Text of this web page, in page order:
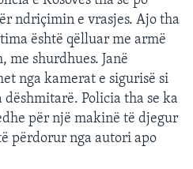
ndriçimin e vrasjes. Ajo tha
është qëlluar me armë
shurdhues. Janë
nga kamerat e sigurisë si
Policia tha se ka
për një makinë të djegur
përdorur nga autori apo